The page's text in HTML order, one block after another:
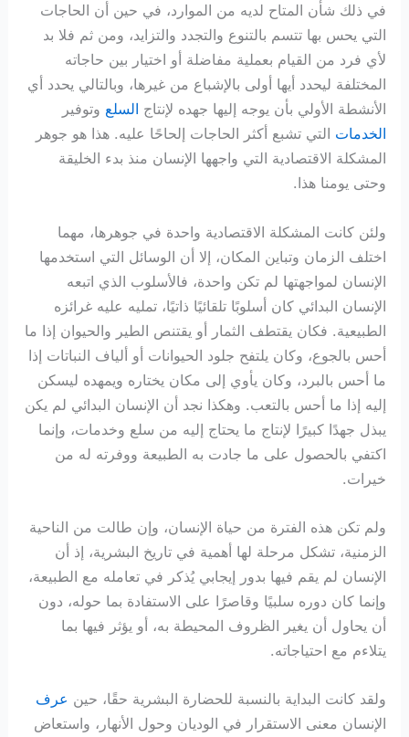
في ذلك شأن المتاح لديه من الموارد، في حين أن الحاجات
التي يحس بها تتسم بالتنوع والتجدد والتزايد، ومن ثم فلا بد
لأي فرد من القيام بعملية مفاضلة أو اختيار بين حاجاته
المختلفة ليحدد أيها أولى بالإشباع من غيرها، وبالتالي يحدد أي
الأنشطة الأولي بأن يوجه إليها جهده لإنتاج السلع وتوفير
الخدمات التي تشبع أكثر الحاجات إلحاحًا عليه. هذا هو جوهر
المشكلة الاقتصادية التي واجهها الإنسان منذ بدء الخليقة
وحتى يومنا هذا.
ولئن كانت المشكلة الاقتصادية واحدة في جوهرها، مهما
اختلف الزمان وتباين المكان، إلا أن الوسائل التي استخدمها
الإنسان لمواجهتها لم تكن واحدة، فالأسلوب الذي اتبعه
الإنسان البدائي كان أسلوبًا تلقائيًا ذاتيًا، تمليه عليه غرائزه
الطبيعية. فكان يقتطف الثمار أو يقتنص الطير والحيوان إذا ما
أحس بالجوع، وكان يلتفح جلود الحيوانات أو ألياف النباتات إذا
ما أحس بالبرد، وكان يأوي إلى مكان يختاره ويمهده ليسكن
إليه إذا ما أحس بالتعب. وهكذا نجد أن الإنسان البدائي لم يكن
يبذل جهدًا كبيرًا لإنتاج ما يحتاج إليه من سلع وخدمات، وإنما
اكتفي بالحصول على ما جادت به الطبيعة ووفرته له من
خيرات.
ولم تكن هذه الفترة من حياة الإنسان، وإن طالت من الناحية
الزمنية، تشكل مرحلة لها أهمية في تاريخ البشرية، إذ أن
الإنسان لم يقم فيها بدور إيجابي يُذكر في تعامله مع الطبيعة،
وإنما كان دوره سلبيًا وقاصرًا على الاستفادة بما حوله، دون
أن يحاول أن يغير الظروف المحيطة به، أو يؤثر فيها بما
يتلاءم مع احتياجاته.
ولقد كانت البداية بالنسبة للحضارة البشرية حقًا، حين عرف
الإنسان معنى الاستقرار في الوديان وحول الأنهار، واستعاض